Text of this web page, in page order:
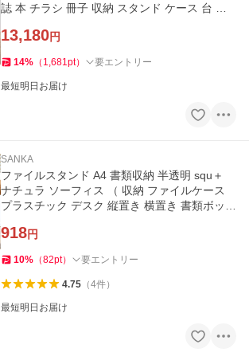
誌 本 チラシ 冊子 収納 スタンド ケース 台 卓
13,180円
14% （ 1,681 pt） 要エントリー
最短明日お届け
SANKA
ファイルスタンド A4 書類収納 半透明 squ＋
ナチュラ ソーフィス （ 収納 ファイルケース
プラスチック デスク 縦置き 横置き 書類ボック
918円
10% （82pt） 要エントリー
4.75（4件）
最短明日お届け